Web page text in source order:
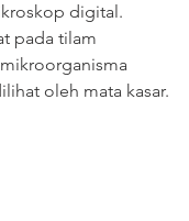
digital.
pada tilam
oleh mata kasar.